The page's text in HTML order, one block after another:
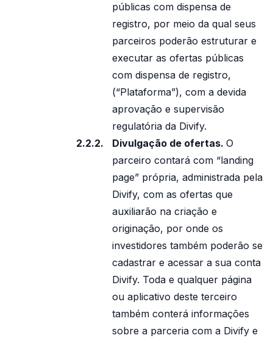
públicas com dispensa de
registro, por meio da qual seus
parceiros poderão estruturar e
executar as ofertas públicas
com dispensa de registro,
(“Plataforma”), com a devida
aprovação e supervisão
regulatória da Divify.
Divulgação de ofertas. O
parceiro contará com “landing
page” própria, administrada pela
Divify, com as ofertas que
auxiliarão na criação e
originação, por onde os
investidores também poderão se
cadastrar e acessar a sua conta
Divify. Toda e qualquer página
ou aplicativo deste terceiro
também conterá informações
sobre a parceria com a Divify e